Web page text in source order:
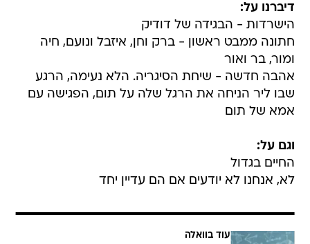
דיברנו על:
הישרדות - הבגידה של דודיק
חתונה ממבט ראשון - ברק וחן, איזבל ונועם, חיה
ומור, בר ואור
אהבה חדשה - שיחת הסיגריה. הלא נעימה, הרגע
שבו ליר הניחה את הרגל שלה על תום, הפגישה עם
אמא של תום
וגם על:
החיים בגדול
לא, אנחנו לא יודעים אם הם עדיין יחד
עוד בוואלה